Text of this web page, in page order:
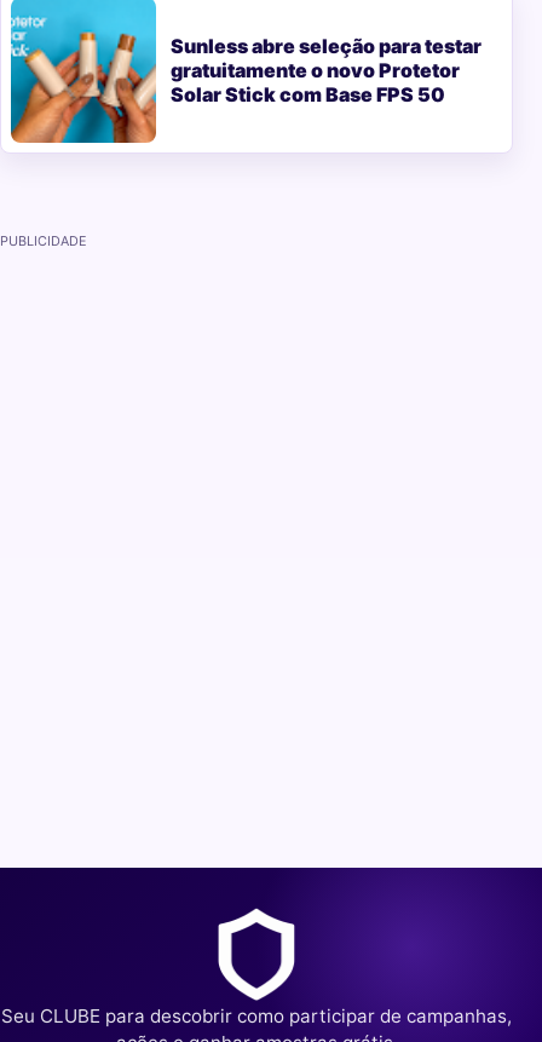
Sunless abre seleção para testar
gratuitamente o novo Protetor
Solar Stick com Base FPS 50
PUBLICIDADE
Seu CLUBE para descobrir como participar de campanhas,